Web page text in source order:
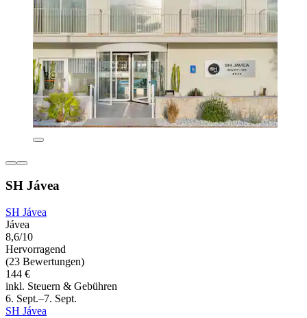
SH Jávea
SH Jávea
Jávea
8,6/10
Hervorragend
(23 Bewertungen)
144 €
inkl. Steuern & Gebühren
6. Sept.–7. Sept.
SH Jávea